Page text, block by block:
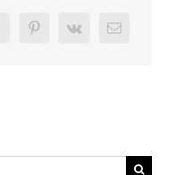
Tumblr PinterestVk
Correo